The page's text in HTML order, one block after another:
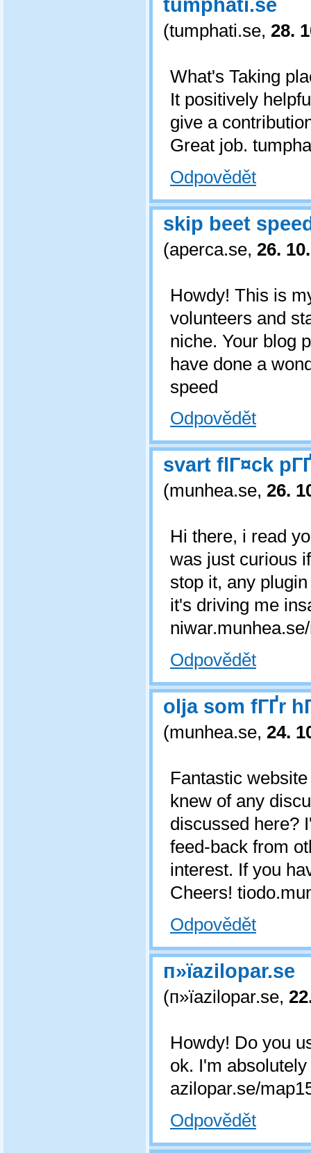
tumphati.se
(tumphati.se, 28.
What's Taking
It positively
give a
Great job.
Odpovědět
skip beet
(aperca.se, 26.
Howdy! This is
volunteers and
niche. Your blog
have done a
speed
Odpovědět
svart flГ¤ck
(munhea.se, 26.
Hi there, i read
was just curious
stop it, any
it's driving me
Odpovědět
olja som fГҐr
(munhea.se, 24.
Fantastic
knew of any
discussed here?
feed-back from
interest. If you
Cheers!
Odpovědět
п»їazilopar.se
(п»їazilopar.se,
Howdy! Do you
ok. I'm
azilopar.se/
Odpovědět